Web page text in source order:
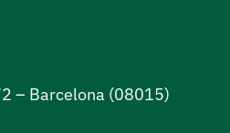
– Barcelona (08015)